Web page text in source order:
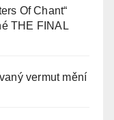
Of Chant“
THE FINAL
vermut mění